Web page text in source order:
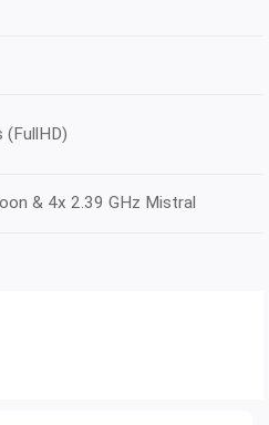
& 4x 2.39 GHz Mistral